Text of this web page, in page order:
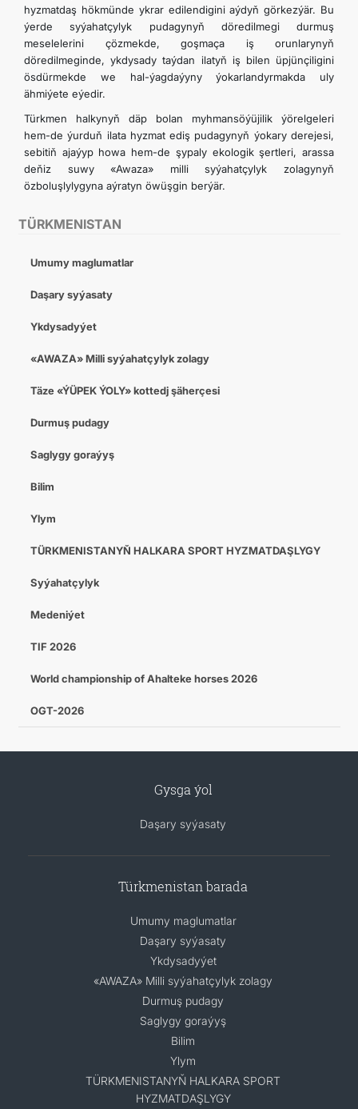
TÜRKMENISTAN
Umumy maglumatlar
Daşary syýasaty
Ykdysadyýet
«AWAZA» Milli syýahatçylyk zolagy
Täze «ÝÜPEK ÝOLY» kottedj şäherçesi
Durmuş pudagy
Saglygy goraýyş
Bilim
Ylym
TÜRKMENISTANYŇ HALKARA SPORT HYZMATDAŞLYGY
Syýahatçylyk
Medeniýet
TIF 2026
World championship of Ahalteke horses 2026
OGT-2026
hyzmatdaş hökmünde ykrar edilendigini aýdyň görkezýär. Bu
ýerde syýahatçylyk pudagynyň döredilmegi durmuş
meselelerini çözmekde, goşmaça iş orunlarynyň
döredilmeginde, ykdysady taýdan ilatyň iş bilen üpjünçiligini
ösdürmekde we hal-ýagdaýyny ýokarlandyrmakda uly
ähmiýete eýedir.
Türkmen halkynyň däp bolan myhmansöýüjilik ýörelgeleri
hem-de ýurduň ilata hyzmat ediş pudagynyň ýokary derejesi,
sebitiň ajaýyp howa hem-de şypaly ekologik şertleri, arassa
deňiz suwy «Awaza» milli syýahatçylyk zolagynyň
özboluşlylygyna aýratyn öwüşgin berýär.
Gysga ýol
Daşary syýasaty
Türkmenistan barada
Umumy maglumatlar
Daşary syýasaty
Ykdysadyýet
«AWAZA» Milli syýahatçylyk zolagy
Durmuş pudagy
Saglygy goraýyş
Bilim
Ylym
TÜRKMENISTANYŇ HALKARA SPORT
HYZMATDAŞLYGY